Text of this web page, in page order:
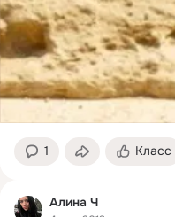
1 Класс
Алина Ч